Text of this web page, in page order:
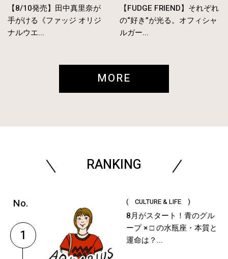
【8/10発売】田中真里奈が
手がける《ファッジ オリジ
ナルウエ...
【FUDGE FRIEND】それぞれ
の“好き”が光る。オフィシャ
ルガー...
MORE
RANKING
1
( CULTURE & LIFE )
8月がスタート！青のグル
ープ × □ の水瓶座・本質と
運命は？...